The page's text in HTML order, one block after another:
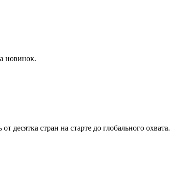
новинок.
десятка стран на старте до глобального охвата.